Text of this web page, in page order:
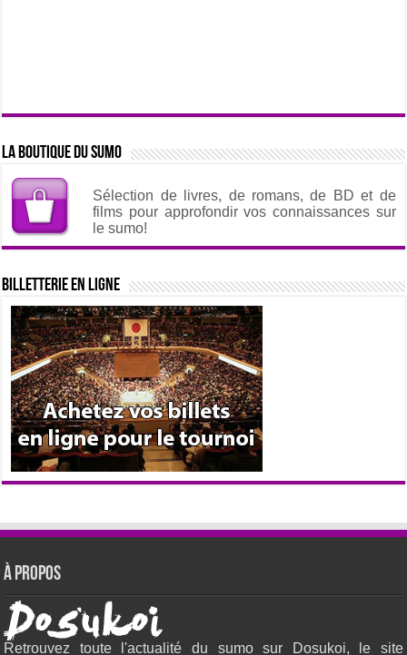
La boutique du sumo
Sélection de livres, de romans, de BD et de
films pour approfondir vos connaissances sur
le sumo!
Billetterie en ligne
À propos
Retrouvez toute l'actualité du sumo sur Dosukoi, le site